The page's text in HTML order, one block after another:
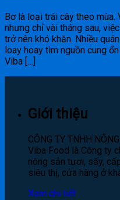
Bơ là loại trái cây theo mùa.
nhưng chỉ vài tháng sau,
trở nên khó khăn. Nhiều
loay hoay tìm nguồn cung
Viba […]
Giới thiệu
CÔNG TY TNHH
Viba Food là Công ty
nông sản tươi, sấy,
siêu thị, cửa hàng ở
Xem chi tiết